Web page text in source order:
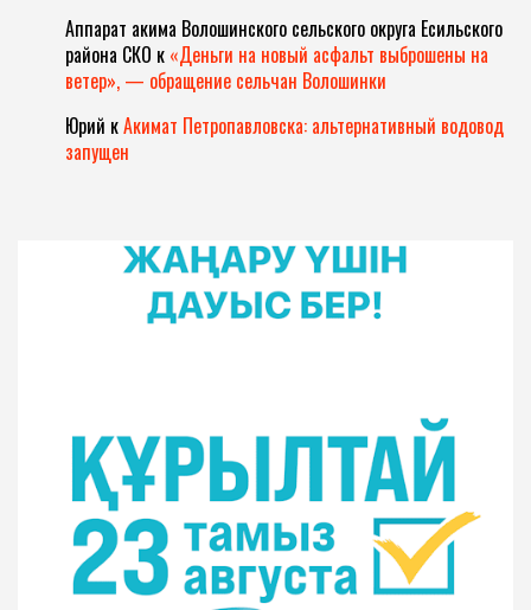
Аппарат акима Волошинского сельского округа Есильского
района СКО к «Деньги на новый асфальт выброшены на
ветер», — обращение сельчан Волошинки
Юрий кАкимат Петропавловска: альтернативный водовод
запущен